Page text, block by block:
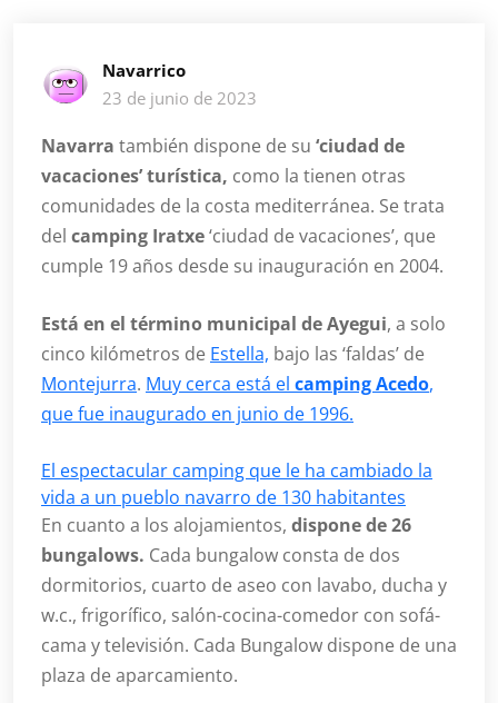
Navarrico
23 de junio de 2023
Navarra también dispone de su ‘ciudad de
vacaciones’ turística, como la tienen otras
comunidades de la costa mediterránea. Se trata
del camping Iratxe‘ciudad de vacaciones’, que
cumple 19 años desde su inauguración en 2004.
Está en el término municipal de Ayegui, a solo
cinco kilómetros de Estella, bajo las ‘faldas’ de
Montejurra. Muy cerca está el camping Acedo,
que fue inaugurado en junio de 1996.
El espectacular camping que le ha cambiado la
vida a un pueblo navarro de 130 habitantes
En cuanto a los alojamientos, dispone de 26
bungalows. Cada bungalow consta de dos
dormitorios, cuarto de aseo con lavabo, ducha y
w.c., frigorífico, salón-cocina-comedor con sofá-
cama y televisión. Cada Bungalow dispone de una
plaza de aparcamiento.